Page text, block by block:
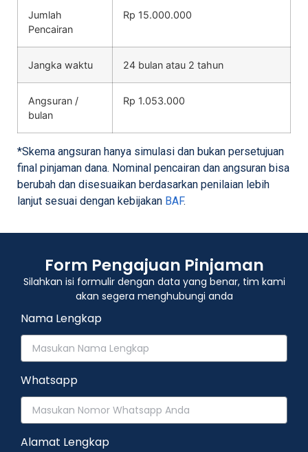
Jumlah
Pencairan
Rp 15.000.000
Jangka waktu 24 bulan atau 2 tahun
Angsuran /
bulan
Rp 1.053.000
*Skema angsuran hanya simulasi dan bukan persetujuan
final pinjaman dana. Nominal pencairan dan angsuran bisa
berubah dan disesuaikan berdasarkan penilaian lebih
lanjut sesuai dengan kebijakan BAF.
Form Pengajuan Pinjaman
Silahkan isi formulir dengan data yang benar, tim kami
akan segera menghubungi anda
Nama Lengkap
Whatsapp
Alamat Lengkap